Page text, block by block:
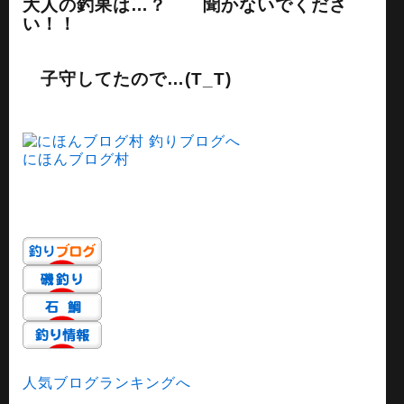
大人の釣果は…？ 聞かないでくださ
い！！
子守してたので…(T_T)
にほんブログ村
人気ブログランキングへ